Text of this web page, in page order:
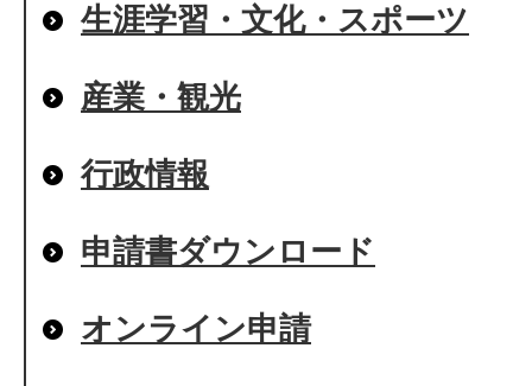
生涯学習・文化・スポーツ
産業・観光
行政情報
申請書ダウンロード
オンライン申請